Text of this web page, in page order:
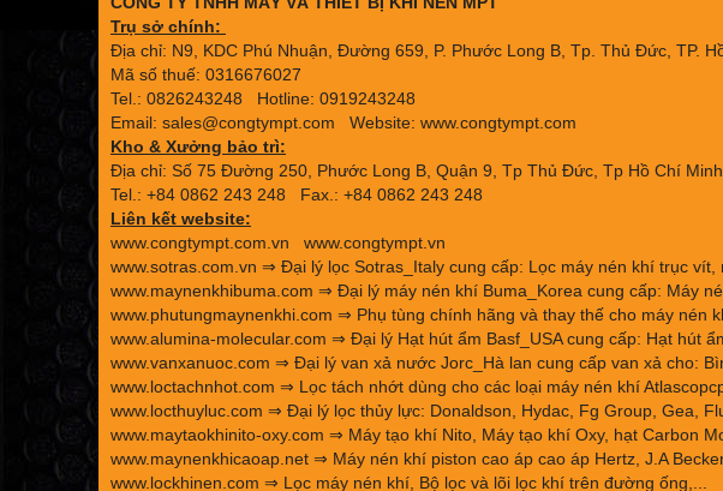
Trụ sở chính:
Địa chỉ: N9, KDC Phú Nhuận, Đường 659, P. Phước Long B, Tp. Thủ Đức, TP.
Mã số thuế: 0316676027
Tel.: 0826243248 Hotline: 0919243248
Email: sales@congtympt.com Website: www.congtympt.com
Kho & Xưởng bảo trì:
Địa chỉ: Số 75 Đường 250, Phước Long B, Quận 9, Tp Thủ Đức, Tp Hồ Chí
Tel.: +84 0862 243 248 Fax.: +84 0862 243 248
Liên kết website:
www.congtympt.com.vn
www.congtympt.vn
www.sotras.com.vn ⇒ Đại lý lọc Sotras_Italy cung cấp: Lọc máy nén khí trục vít,
www.maynenkhibuma.com ⇒ Đại lý máy nén khí Buma_Korea cung cấp: Máy
www.phutungmaynenkhi.com ⇒ Phụ tùng chính hãng và thay thế cho máy nén
www.alumina-molecular.com ⇒ Đại lý Hạt hút ẩm Basf_USA cung cấp: Hạt hút
www.vanxanuoc.com ⇒ Đại lý van xả nước Jorc_Hà lan cung cấp van xả cho:
www.loctachnhot.com ⇒ Lọc tách nhớt dùng cho các loại máy nén khí
www.locthuyluc.com ⇒ Đại lý lọc thủy lực: Donaldson, Hydac, Fg Group, Gea,
www.maytaokhinito-oxy.com ⇒ Máy tạo khí Nito, Máy tạo khí Oxy, hạt Carbon
www.maynenkhicaoap.net ⇒ Máy nén khí piston cao áp cao áp Hertz, J.A
www.lockhinen.com ⇒ Lọc máy nén khí, Bộ lọc và lõi lọc khí trên đường ống,...